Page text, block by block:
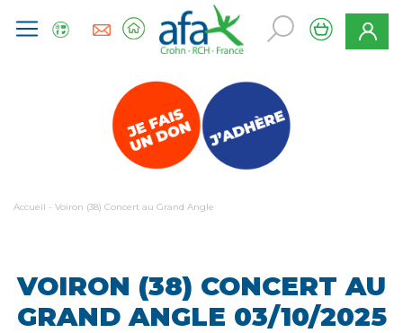
Accueil - Voiron (38) Concert au Grand Angle
VOIRON (38) CONCERT AU
GRAND ANGLE 03/10/2025